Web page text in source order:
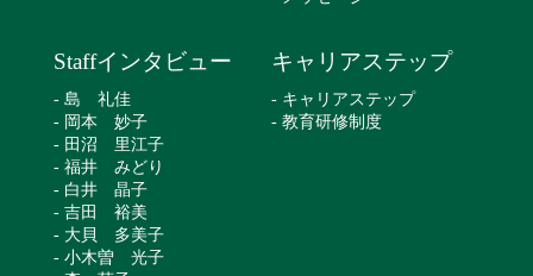
Staffインタビュー
- 島 礼佳
- 岡本 妙子
- 田沼 里江子
- 福井 みどり
- 白井 晶子
- 吉田 裕美
- 大貝 多美子
- 小木曽 光子
キャリアステップ
- キャリアステップ
- 教育研修制度